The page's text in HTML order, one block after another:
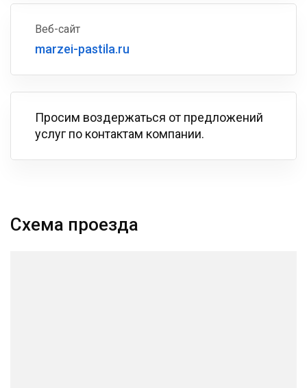
Веб-сайт
marzei-pastila.ru
Просим воздержаться от предложений
услуг по контактам компании.
Схема проезда